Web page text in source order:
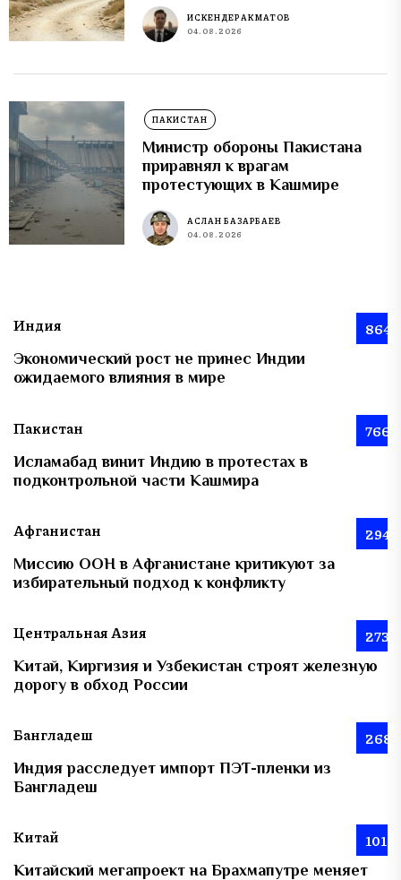
ИСКЕНДЕР АКМАТОВ
04.08.2026
ПАКИСТАН
Министр обороны Пакистана
приравнял к врагам
протестующих в Кашмире
АСЛАН БАЗАРБАЕВ
04.08.2026
Индия 864
Экономический рост не принес Индии
ожидаемого влияния в мире
Пакистан 766
Исламабад винит Индию в протестах в
подконтрольной части Кашмира
Афганистан 294
Миссию ООН в Афганистане критикуют за
избирательный подход к конфликту
Центральная Азия 273
Китай, Киргизия и Узбекистан строят железную
дорогу в обход России
Бангладеш 268
Индия расследует импорт ПЭТ-пленки из
Бангладеш
Китай 101
Китайский мегапроект на Брахмапутре меняет